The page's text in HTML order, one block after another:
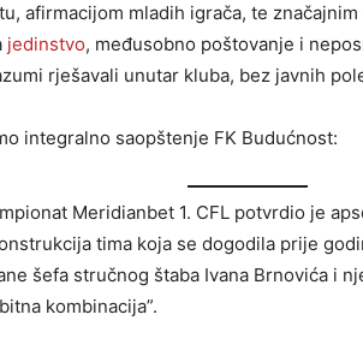
afirmacijom mladih igrača, te
jedinstvo, međusobno poštovanje i
rješavali unutar kluba, bez javnih
integralno saopštenje FK Budućnost:
Meridianbet 1. CFL potvrdio je
tima koja se dogodila prije
šefa stručnog štaba Ivana Brnovića i
kombinacija”.